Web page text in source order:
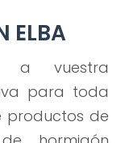
ELBA
a vuestra
para toda
productos de